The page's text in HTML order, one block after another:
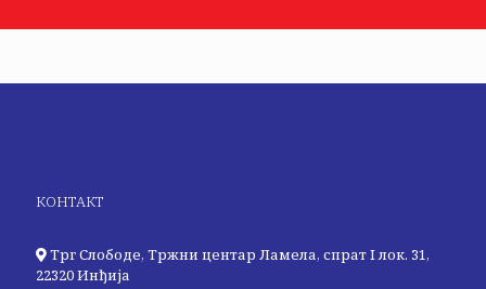
КОНТАКТ
Трг Слободе, Тржни центар Ламела, спрат I лок. 31,
22320 Инђија